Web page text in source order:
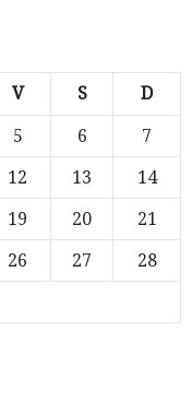
V S D
5 6
7
12 13
14
19 20
21
26 27
28